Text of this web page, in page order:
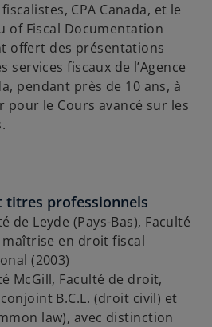
CPA Canada, et le
of Fiscal Documentation
offert des présentations
services fiscaux de l’Agence
pendant près de 10 ans, à
le Cours avancé sur les
titres professionnels
de Leyde (Pays-Bas), Faculté
en droit fiscal
(2003)
McGill, Faculté de droit,
B.C.L. (droit civil) et
law), avec distinction